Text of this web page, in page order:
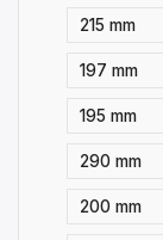
215 mm
197 mm
195 mm
290 mm
200 mm